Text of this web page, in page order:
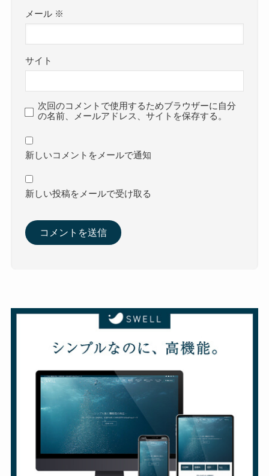
メール ※
サイト
次回のコメントで使用するためブラウザーに自分
の名前、メールアドレス、サイトを保存する。
新しいコメントをメールで通知
新しい投稿をメールで受け取る